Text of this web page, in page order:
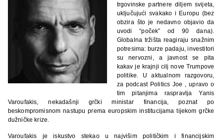
trgovinske partnere diljem svijeta,
uključujući svakako i Europu (bez
obzira što je nedavno objavio da
uvodi “poček” od 90 dana).
Globalna tržišta reagiraju snažnim
potresima: burze padaju, investitori
su nervozni, a javnost se pita
kakav je krajnji cilj nove Trumpove
politike. U aktualnom razgovoru,
za podcast Politics Joe , upravo o
tim pitanjima raspravlja Yanis
Varoufakis, nekadašnji grčki ministar financija, poznat po
beskompromisnom nastupu prema europskim institucijama tijekom grčke
dužničke krize.
Varoufakis je iskustvo stekao u najvišim političkim i financijskim